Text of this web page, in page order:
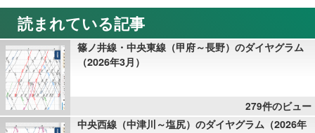
読まれている記事
篠ノ井線・中央東線（甲府～長野）のダイヤグラム
（2026年3月）
279件のビュー
中央西線（中津川～塩尻）のダイヤグラム（2026年